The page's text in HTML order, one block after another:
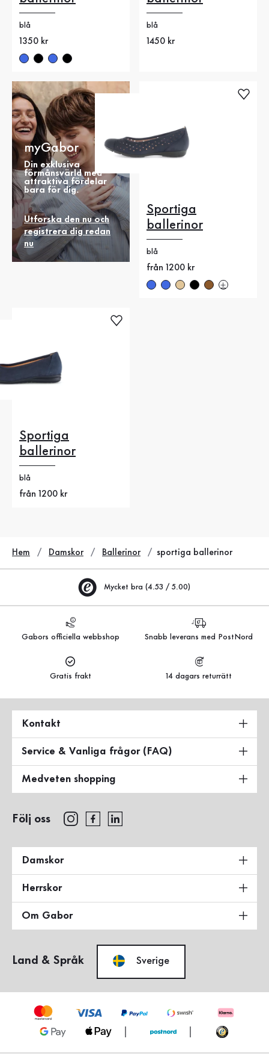
blå
Nytt pris
1350 kr
blå
Nytt pris
1450 kr
myGabor
Din exklusiva
förmånsvärld med
attraktiva fördelar
bara för dig.
Utforska den nu och
registrera dig redan
nu
Sportiga
ballerinor
blå
Nytt pris
från 1200 kr
Sportiga
ballerinor
blå
Nytt pris
från 1200 kr
Hem Damskor Ballerinor sportiga ballerinor
Mycket bra (4.53 / 5.00)
Gabors officiella webbshop Snabb leverans med PostNord
Gratis frakt 14 dagars returrätt
Kontakt
Service & Vanliga frågor (FAQ)
Medveten shopping
Följ oss
Damskor
Herrskor
Om Gabor
Land & Språk Sverige